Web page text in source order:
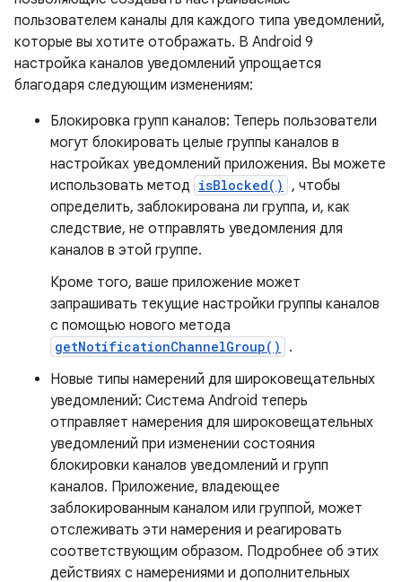
пользователем каналы для каждого типа уведомлений,
которые вы хотите отображать. В Android 9
настройка каналов уведомлений упрощается
благодаря следующим изменениям:
Блокировка групп каналов: Теперь пользователи
могут блокировать целые группы каналов в
настройках уведомлений приложения. Вы можете
использовать метод isBlocked() , чтобы
определить, заблокирована ли группа, и, как
следствие, не отправлять уведомления для
каналов в этой группе.
Кроме того, ваше приложение может
запрашивать текущие настройки группы каналов
с помощью нового метода
getNotificationChannelGroup()
.
Новые типы намерений для широковещательных
уведомлений: Система Android теперь
отправляет намерения для широковещательных
уведомлений при изменении состояния
блокировки каналов уведомлений и групп
каналов. Приложение, владеющее
заблокированным каналом или группой, может
отслеживать эти намерения и реагировать
соответствующим образом. Подробнее об этих
действиях с намерениями и дополнительных